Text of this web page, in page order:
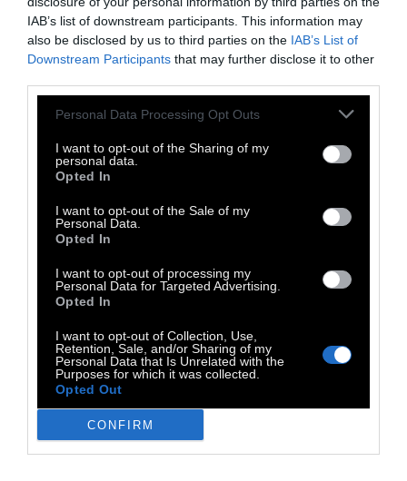
IAB’s list of downstream participants. This information may
also be disclosed by us to third parties on the IAB’s List of
Downstream Participants that may further disclose it to other
Personal Data Processing Opt Outs
I want to opt-out of the Sharing of my
personal data.
Opted In
I want to opt-out of the Sale of my
Personal Data.
Opted In
I want to opt-out of processing my
Personal Data for Targeted Advertising.
Opted In
I want to opt-out of Collection, Use,
Retention, Sale, and/or Sharing of my
Personal Data that Is Unrelated with the
Purposes for which it was collected.
Opted Out
CONFIRM
ερωτήματα-προτάσεις για όλα τα σοβαρά
ζητήματα που θα ρύθμιζε το νέο Σύνταγμα.
Από το ποιος θα ελέγχει τους φυσικούς
πόρους, ως το πώς θα λειτουργεί το
πολίτευμα. Και από τον ρόλο της Εκκλησίας
ως την ποσόστωση γυναικών ή αναπήρων
στη Βουλή και στη διοίκηση του νησιωτικού
ήταν:
– Να τηρεί η Ισλανδία τους κανόνες των
διεθνών οργανισμών στους οποίους μετέχει.
της εθνικής κυριαρχίας σε κάποιον
οργανισμό, όπως η Ε.Έ. και το ΔΝΤ, ο μόνος
αρμόδιος θα είναι ο λαός – διά μέσου
δημοψηφίσματος.
– Να κηρυχθούν εθνική περιουσία οι φυσικοί